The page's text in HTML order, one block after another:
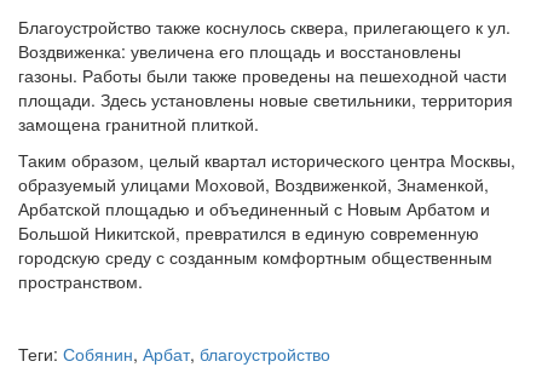
Благоустройство также коснулось сквера, прилегающего к ул.
Воздвиженка: увеличена его площадь и восстановлены
газоны. Работы были также проведены на пешеходной части
площади. Здесь установлены новые светильники, территория
замощена гранитной плиткой.
Таким образом, целый квартал исторического центра Москвы,
образуемый улицами Моховой, Воздвиженкой, Знаменкой,
Арбатской площадью и объединенный с Новым Арбатом и
Большой Никитской, превратился в единую современную
городскую среду с созданным комфортным общественным
пространством.
Теги: Собянин, Арбат, благоустройство